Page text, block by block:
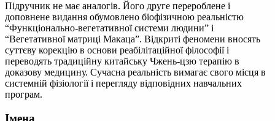
Підручник не має аналогів. Його друге перероблене і
доповнене видання обумовлено біофізичною реальністю
“Функціонально-вегетативної системи людини” і
“Вегетативної матриці Макаца”. Відкриті феномени вносять
суттєву корекцію в основи реабілітаційної філософії і
переводять традиційну китайську Чжень-цзю терапію в
доказову медицину. Сучасна реальність вимагає свого місця в
системній фізіології і перегляду відповідних навчальних
програм.
Імена